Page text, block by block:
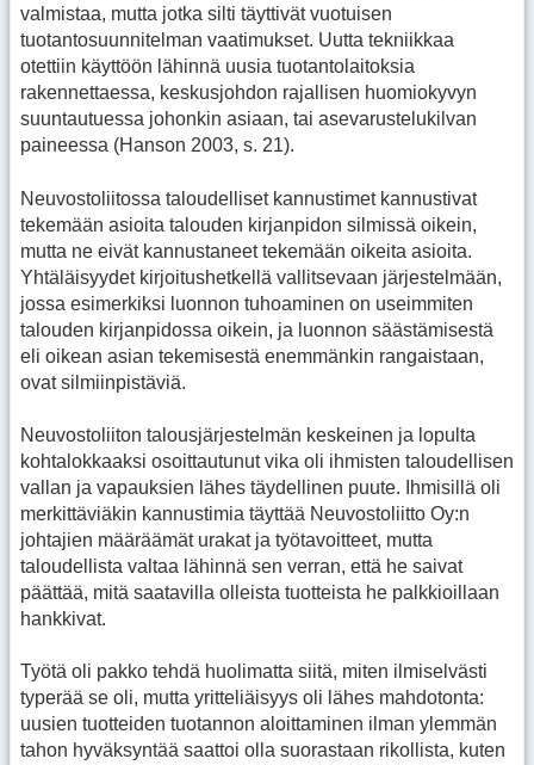
valmistaa, mutta jotka silti täyttivät vuotuisen
tuotantosuunnitelman vaatimukset. Uutta tekniikkaa
otettiin käyttöön lähinnä uusia tuotantolaitoksia
rakennettaessa, keskusjohdon rajallisen huomiokyvyn
suuntautuessa johonkin asiaan, tai asevarustelukilvan
paineessa (Hanson 2003, s. 21).
Neuvostoliitossa taloudelliset kannustimet kannustivat
tekemään asioita talouden kirjanpidon silmissä oikein,
mutta ne eivät kannustaneet tekemään oikeita asioita.
Yhtäläisyydet kirjoitushetkellä vallitsevaan järjestelmään,
jossa esimerkiksi luonnon tuhoaminen on useimmiten
talouden kirjanpidossa oikein, ja luonnon säästämisestä
eli oikean asian tekemisestä enemmänkin rangaistaan,
ovat silmiinpistäviä.
Neuvostoliiton talousjärjestelmän keskeinen ja lopulta
kohtalokkaaksi osoittautunut vika oli ihmisten taloudellisen
vallan ja vapauksien lähes täydellinen puute. Ihmisillä oli
merkittäviäkin kannustimia täyttää Neuvostoliitto Oy:n
johtajien määräämät urakat ja työtavoitteet, mutta
taloudellista valtaa lähinnä sen verran, että he saivat
päättää, mitä saatavilla olleista tuotteista he palkkioillaan
hankkivat.
Työtä oli pakko tehdä huolimatta siitä, miten ilmiselvästi
typerää se oli, mutta yritteliäisyys oli lähes mahdotonta:
uusien tuotteiden tuotannon aloittaminen ilman ylemmän
tahon hyväksyntää saattoi olla suorastaan rikollista, kuten